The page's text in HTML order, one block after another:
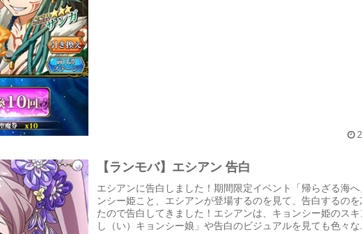
【ランモバ】エシアン 告白
エシアンに告白しました！期間限定イベント「帰らざる海へ
ンシー姫こと、エシアンが登場するのを見て、告白するのを
たので告白してきました！エシアンは、キョンシー姫のスキ
し（い）キョンシー娘」や告白のビジュアルを見ても色々な